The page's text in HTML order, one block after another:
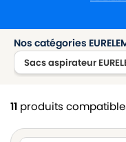
Nos catégories
Sacs aspirateur
11 produits compatibles